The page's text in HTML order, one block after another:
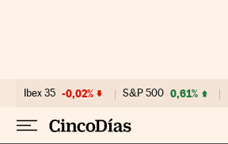
Ibex 35 -0,02% S&P 500 0,61%